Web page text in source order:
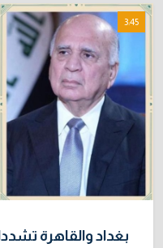
3:45
بغداد والقاهرة